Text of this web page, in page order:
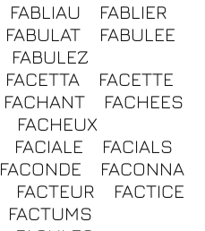
FABLIAU
FABLIER
FABULAT
FABULEE
FABULEZ
FACETTA
FACETTE
FACHANT
FACHEES
FACHEUX
FACIALE
FACIALS
FACONDE
FACONNA
FACTEUR
FACTICE
FACTUMS